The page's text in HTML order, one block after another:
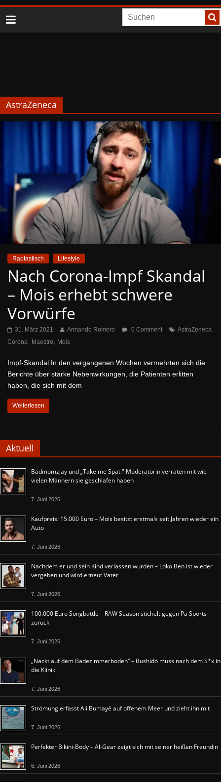
AstraZeneca
Raptastisch Lifestyle
Nach Corona-Impf Skandal
– Mois erhebt schwere
Vorwürfe
31. März 2021 Armando Romero 0 Comment AstraZeneca,
Corona, Maestro, Mois
Impf-Skandal In den vergangenen Wochen vermehrten sich die
Berichte über starke Nebenwirkungen, die Patienten erlitten
haben, die sich mit dem
Weiterlesen
Aktuell
Badmomzjay und „Take me Späti“-Moderatorin verraten mit wie
vielen Männern sie geschlafen haben
7. Juni 2026
Kaufpreis: 15.000 Euro – Mois besitzt erstmals seit Jahren wieder ein
Auto
7. Juni 2026
Nachdem er und sein Kind verlassen wurden – Loko Ben ist wieder
vergeben und wird erneut Vater
7. Juni 2026
100.000 Euro Songbattle – RAW Season stichelt gegen Pa Sports
zurück
7. Juni 2026
„Nackt auf dem Badezimmerboden“ – Bushido muss nach dem S*x in
die Klinik
7. Juni 2026
Strömung erfasst Ali Bumayé auf offenem Meer und zieht ihn mit
7. Juni 2026
Perfekter Bikini-Body – Al-Gear zeigt sich mit seiner heißen Freundin
6. Juni 2026